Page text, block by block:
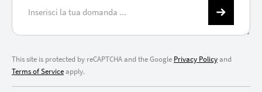
This site is protected by reCAPTCHA and the Google Privacy Policyand
Terms of Serviceapply.